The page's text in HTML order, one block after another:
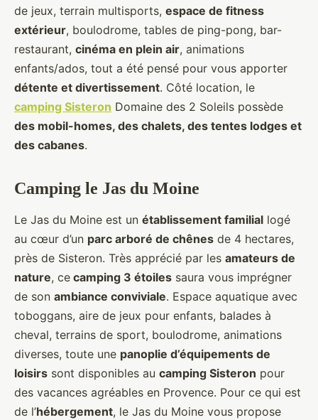
de jeux, terrain multisports, espace de fitness
extérieur, boulodrome, tables de ping-pong, bar-
restaurant, cinéma en plein air, animations
enfants/ados, tout a été pensé pour vous apporter
détente et divertissement. Côté location, le
camping Sisteron Domaine des 2 Soleils possède
des mobil-homes, des chalets, des tentes lodges et
des cabanes.
Camping le Jas du Moine
Le Jas du Moine est un établissement familial logé
au cœur d’un parc arboré de chênes de 4 hectares,
près de Sisteron. Très apprécié par les amateurs de
nature, ce camping 3 étoiles saura vous imprégner
de son ambiance conviviale. Espace aquatique avec
toboggans, aire de jeux pour enfants, balades à
cheval, terrains de sport, boulodrome, animations
diverses, toute une panoplie d’équipements de
loisirs sont disponibles au camping Sisteron pour
des vacances agréables en Provence. Pour ce qui est
de l’hébergement, le Jas du Moine vous propose